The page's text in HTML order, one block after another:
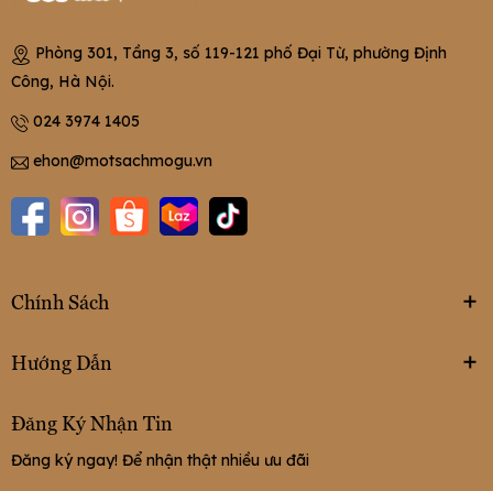
Phòng 301, Tầng 3, số 119-121 phố Đại Từ, phường Định
Công, Hà Nội.
024 3974 1405
ehon@motsachmogu.vn
Chính Sách
Hướng Dẫn
Đăng Ký Nhận Tin
Đăng ký ngay! Để nhận thật nhiều ưu đãi